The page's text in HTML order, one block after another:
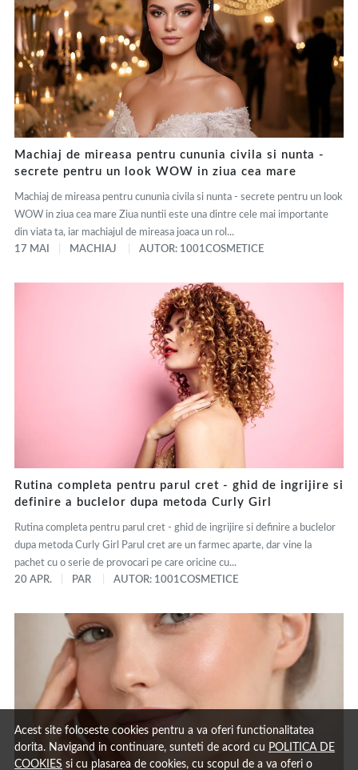
Acest site foloseste cookies pentru a va oferi functionalitatea
dorita. Navigand in continuare, sunteti de acord cu POLITICA DE
COOKIES si cu plasarea de cookies, cu scopul de a va oferi o
Machiaj de mireasa pentru cununia civila si nunta -
secrete pentru un look WOW in ziua cea mare
Machiaj de mireasa pentru cununia civila si nunta - secrete pentru un look
WOW in ziua cea mare Ziua nuntii este una dintre cele mai importante
din viata ta, iar machiajul de mireasa joaca un rol...
17 MAI
MACHIAJ AUTOR: 1001COSMETICE
Rutina completa pentru parul cret - ghid de ingrijire si
definire a buclelor dupa metoda Curly Girl
Rutina completa pentru parul cret - ghid de ingrijire si definire a buclelor
dupa metoda Curly Girl Parul cret are un farmec aparte, dar vine la
pachet cu o serie de provocari pe care oricine cu...
20 APR.
PAR AUTOR: 1001COSMETICE